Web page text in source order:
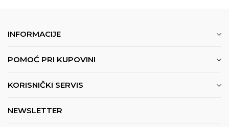
INFORMACIJE
POMOĆ PRI KUPOVINI
KORISNIČKI SERVIS
NEWSLETTER